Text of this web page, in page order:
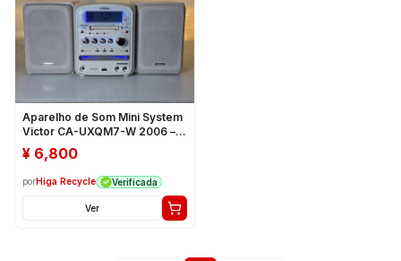
Aparelho de Som Mini System
Victor CA-UXQM7-W 2006 –
Usado
¥ 6,800
porHiga Recycle Verificada
Ver